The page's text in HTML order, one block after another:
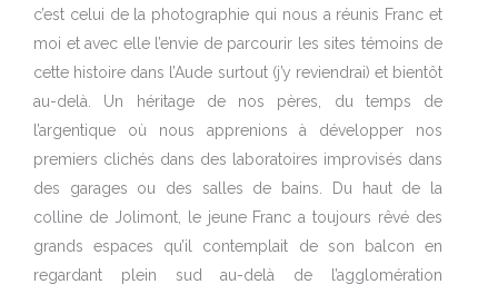
c’est celui de la photographie qui nous a réunis Franc et
moi et avec elle l’envie de parcourir les sites témoins de
cette histoire dans l’Aude surtout (j’y reviendrai) et bientôt
au-delà. Un héritage de nos pères, du temps de
l’argentique où nous apprenions à développer nos
premiers clichés dans des laboratoires improvisés dans
des garages ou des salles de bains. Du haut de la
colline de Jolimont, le jeune Franc a toujours rêvé des
grands espaces qu’il contemplait de son balcon en
regardant plein sud au-delà de l’agglomération